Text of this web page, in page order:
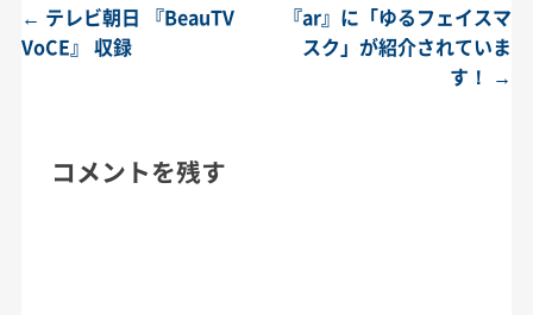
投稿ナビゲーション
← テレビ朝日 『BeauTV
VoCE』 収録
『ar』に「ゆるフェイスマ
スク」が紹介されていま
す！ →
コメントを残す